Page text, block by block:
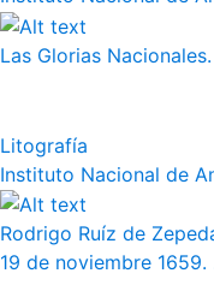
Las Glorias
Litografía
Instituto Nacional de
Rodrigo Ruíz de
19 de noviembre 1659.